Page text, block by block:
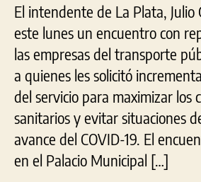
El intendente de La Plata,
este lunes un encuentro con
las empresas del transporte
a quienes les solicitó
del servicio para maximizar los
sanitarios y evitar situaciones
avance del COVID-19. El
en el Palacio Municipal […]